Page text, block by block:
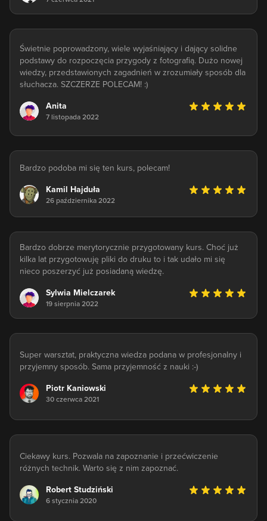
Świetnie poprowadzony, wiele wyjaśniający i dający solidne
podstawy do rozpoczęcia przygody z fotografią. Dużo nowej
wiedzy, przedstawionych zagadnień w zrozumiały sposób dla
słuchacza. SZCZERZE POLECAM! :)
Anita
7 listopada 2022
Bardzo podoba mi się ten kurs, polecam!
Kamil Hajduła
26 października 2022
Bardzo dobrze merytorycznie przygotowany kurs. Choć już
kilka lat przygotowuję pliki do druku to i tak udało mi się
nieco poszerzyć już posiadaną wiedzę.
Sylwia Mielczarek
19 sierpnia 2022
Super warsztat, praktyczna wiedza podana w profesjonalny i
przyjemny sposób. Sama przyjemność z nauki :-)
Piotr Kaniowski
30 czerwca 2021
Ciekawy kurs. Pozwala na zapoznanie i przećwiczenie
różnych technik. Warto się z nim zapoznać.
Robert Studziński
6 stycznia 2020